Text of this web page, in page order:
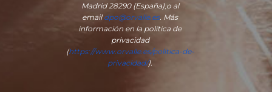
Madrid 28290 (España), o al
emaildpo@orvalle.es. Más
información en la política de
privacidad
(https://www.orvalle.es/politica-de-
privacidad/).